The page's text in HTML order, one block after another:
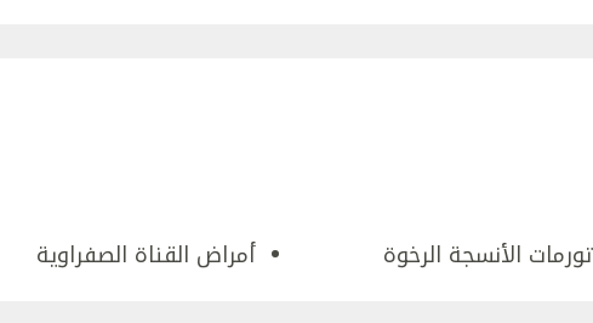
تورمات الأنسجة الرخوة
أمراض القناة الصفراوية